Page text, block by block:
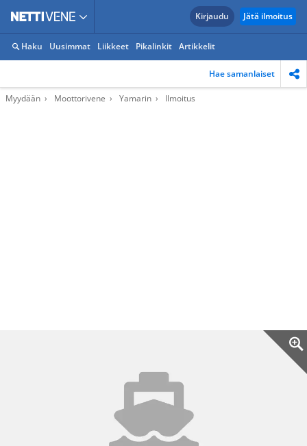
Kirjaudu Jätä ilmoitus
Haku Uusimmat Liikkeet Pikalinkit Artikkelit
Hae samanlaiset
Myydään Moottorivene Yamarin Ilmoitus